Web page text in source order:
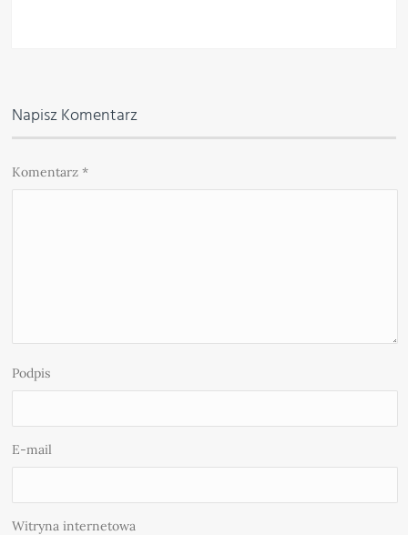
Napisz Komentarz
Komentarz*
Podpis
E-mail
Witryna internetowa